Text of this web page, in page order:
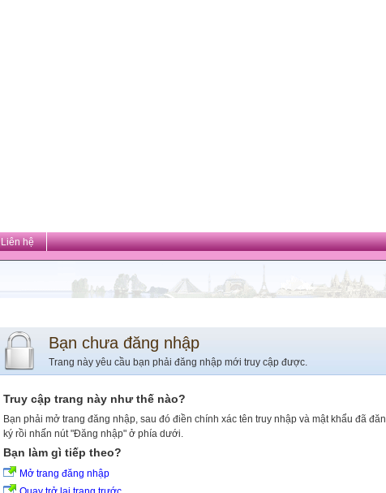
Liên hệ
Bạn chưa đăng nhập
Trang này yêu cầu bạn phải đăng nhập mới truy cập được.
Truy cập trang này như thế nào?
Bạn phải mở trang đăng nhập, sau đó điền chính xác tên truy nhập và mật khẩu đã
ký rồi nhấn nút "Đăng nhập" ở phía dưới.
Bạn làm gì tiếp theo?
Mở trang đăng nhập